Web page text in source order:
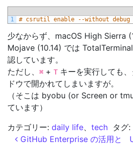
1 # csrutil enable --without
少なからず、macOS High Sierra
Mojave (10.14) では
認しています。
ただし、
⌘ + T キーを実行しても
ドウで開かれてしまいますが。
（そこは byobu (or Screen or
ています）
カテゴリー: daily life、 tech タグ:
投稿ナビゲーシ
GitHub Enterprise の活用と